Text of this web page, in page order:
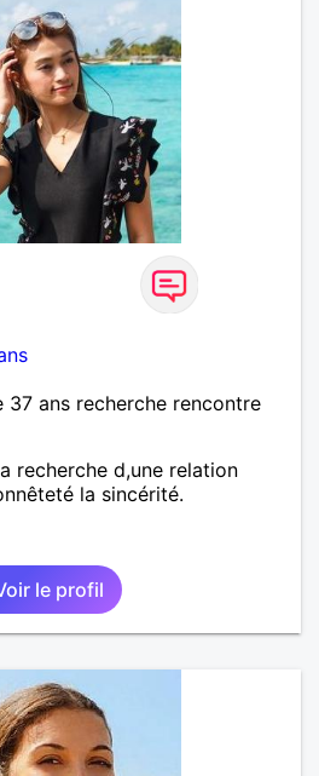
37 ans recherche rencontre
recherche d,une relation
la sincérité.
le profil